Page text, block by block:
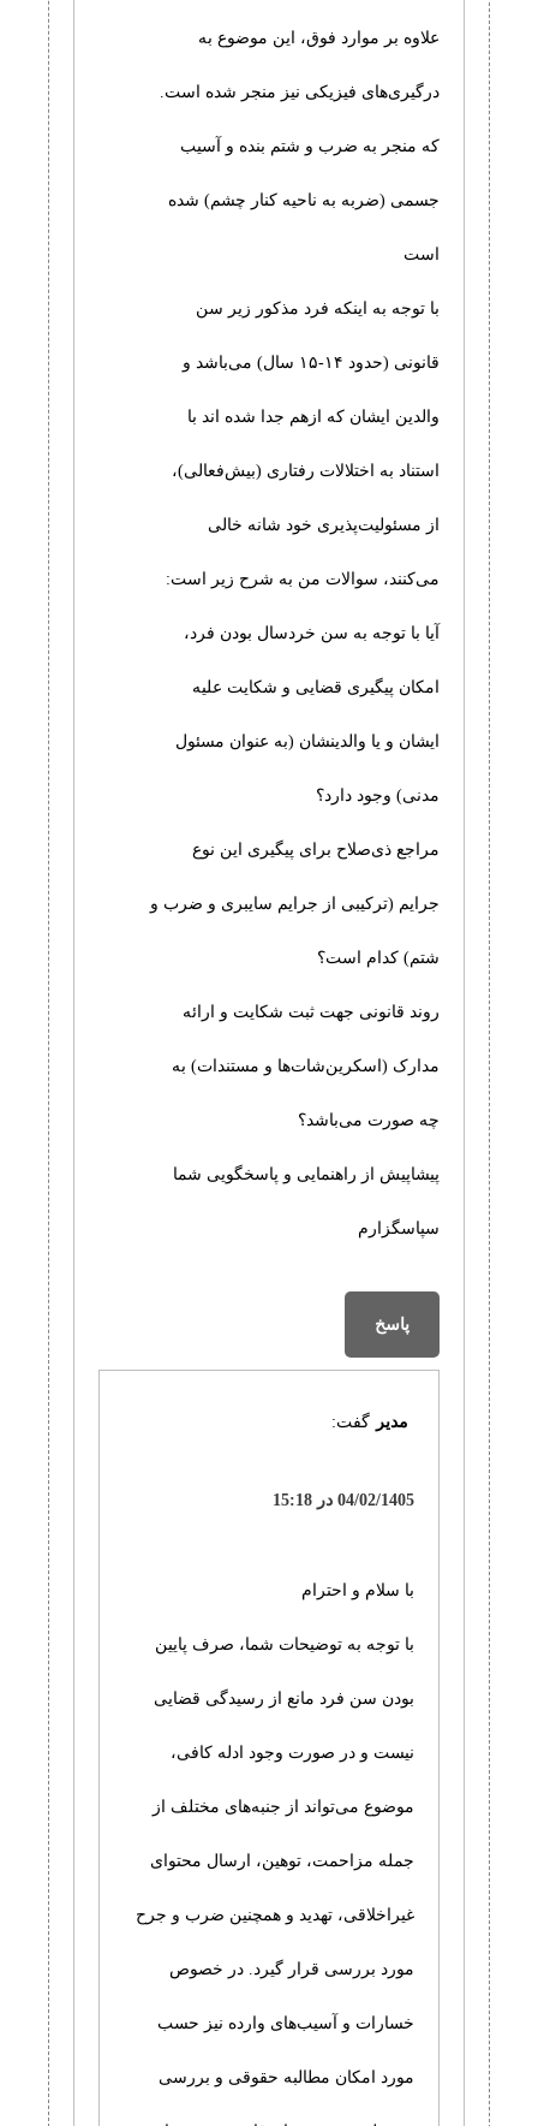
علاوه بر موارد فوق، این موضوع به
درگیری‌های فیزیکی نیز منجر شده است.
که منجر به ضرب و شتم بنده و آسیب
جسمی (ضربه به ناحیه کنار چشم) شده
است
با توجه به اینکه فرد مذکور زیر سن
قانونی (حدود ۱۴-۱۵ سال) می‌باشد و
والدین ایشان که ازهم جدا شده اند با
استناد به اختلالات رفتاری (بیش‌فعالی)،
از مسئولیت‌پذیری خود شانه خالی
می‌کنند، سوالات من به شرح زیر است:
آیا با توجه به سن خردسال بودن فرد،
امکان پیگیری قضایی و شکایت علیه
ایشان و یا والدینشان (به عنوان مسئول
مدنی) وجود دارد؟
مراجع ذی‌صلاح برای پیگیری این نوع
جرایم (ترکیبی از جرایم سایبری و ضرب و
شتم) کدام است؟
روند قانونی جهت ثبت شکایت و ارائه
مدارک (اسکرین‌شات‌ها و مستندات) به
چه صورت می‌باشد؟
پیشاپیش از راهنمایی و پاسخگویی شما
سپاسگزارم
پاسخ
مدیر گفت:
04/02/1405 در 15:18
با سلام و احترام
با توجه به توضیحات شما، صرف پایین
بودن سن فرد مانع از رسیدگی قضایی
نیست و در صورت وجود ادله کافی،
موضوع می‌تواند از جنبه‌های مختلف از
جمله مزاحمت، توهین، ارسال محتوای
غیراخلاقی، تهدید و همچنین ضرب و جرح
مورد بررسی قرار گیرد. در خصوص
خسارات و آسیب‌های وارده نیز حسب
مورد امکان مطالبه حقوقی و بررسی